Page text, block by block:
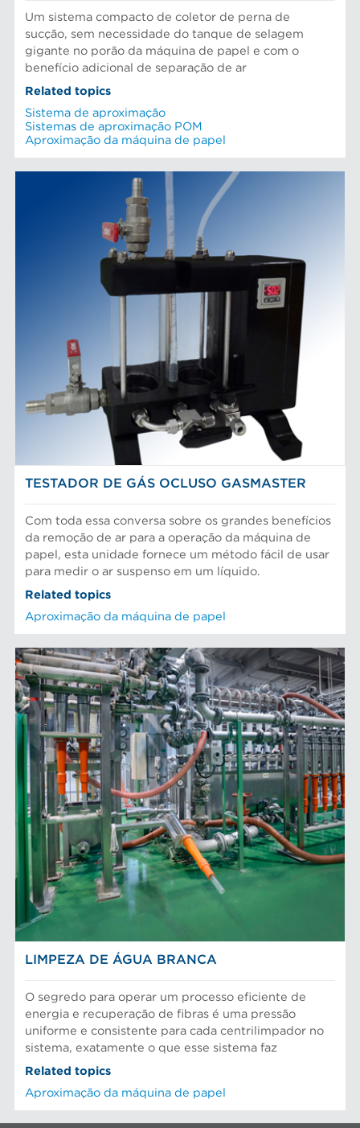
Um sistema compacto de coletor de perna de
sucção, sem necessidade do tanque de selagem
gigante no porão da máquina de papel e com o
benefício adicional de separação de ar
Related topics
Sistema de aproximação
Sistemas de aproximação POM
Aproximação da máquina de papel
TESTADOR DE GÁS OCLUSO GASMASTER
Com toda essa conversa sobre os grandes benefícios
da remoção de ar para a operação da máquina de
papel, esta unidade fornece um método fácil de usar
para medir o ar suspenso em um líquido.
Related topics
Aproximação da máquina de papel
LIMPEZA DE ÁGUA BRANCA
O segredo para operar um processo eficiente de
energia e recuperação de fibras é uma pressão
uniforme e consistente para cada centrilimpador no
sistema, exatamente o que esse sistema faz
Related topics
Aproximação da máquina de papel